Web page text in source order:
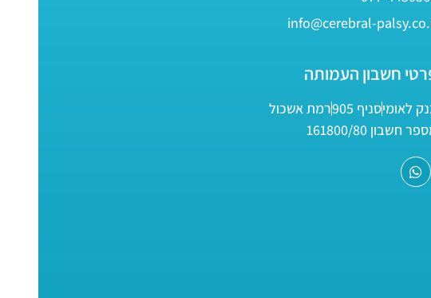
info@cerebral-
חשבון העמותה
לאומיסניף 905
רמת אשכול
חשבון 161800/80